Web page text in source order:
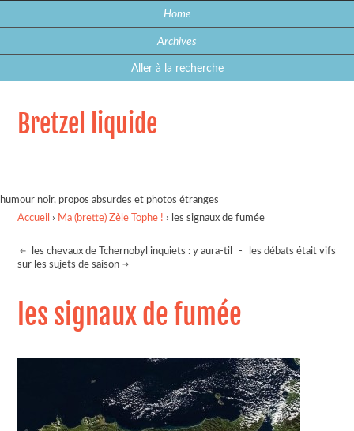
Home
Archives
Aller à la recherche
Bretzel liquide
humour noir, propos absurdes et photos étranges
Accueil › Ma (brette) Zèle Tophe ! › les signaux de fumée
les chevaux de Tchernobyl inquiets : y aura-til -
les débats était vifs
sur les sujets de saison
les signaux de fumée